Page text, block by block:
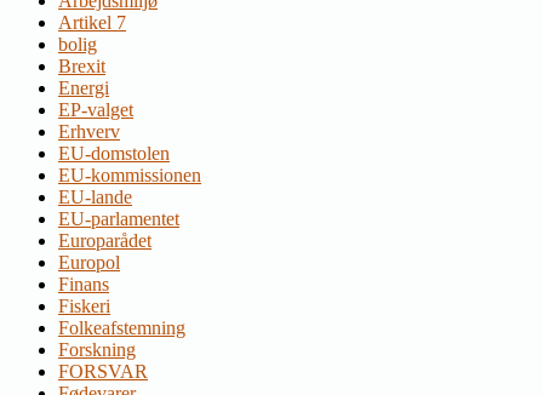
Artikel 7
bolig
Brexit
Energi
EP-valget
Erhverv
EU-domstolen
EU-kommissionen
EU-lande
EU-parlamentet
Europarådet
Europol
Finans
Fiskeri
Folkeafstemning
Forskning
FORSVAR